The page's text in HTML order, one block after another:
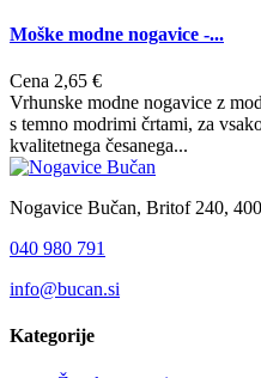
Moške modne nogavice -...
Cena 2,65 €
Vrhunske modne nogavice z
s temno modrimi črtami, za
kvalitetnega česanega...
Nogavice Bučan, Britof 240,
040 980 791
info@bucan.si
Kategorije